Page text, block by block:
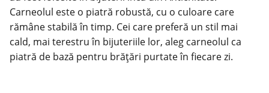
Carneolul este o piatră robustă, cu o culoare care
rămâne stabilă în timp. Cei care preferă un stil mai
cald, mai terestru în bijuteriile lor, aleg carneolul ca
piatră de bază pentru brățări purtate în fiecare zi.